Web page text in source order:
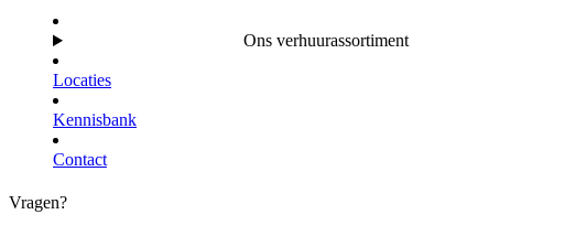
Ons verhuurassortiment
Locaties
Kennisbank
Contact
Vragen?